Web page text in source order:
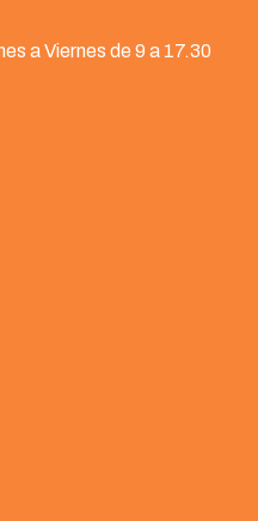
a Viernes de 9 a 17.30